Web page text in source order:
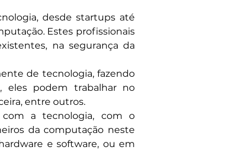
desde startups até
Estes profissionais
na segurança da
de tecnologia, fazendo
eles podem trabalhar no
entre outros.
a tecnologia, com o
da computação neste
e software, ou em